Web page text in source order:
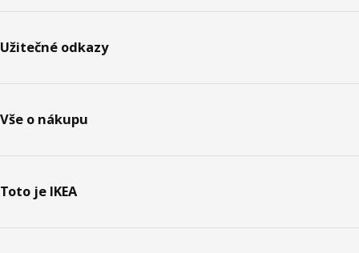
Užitečné odkazy
Vše o nákupu
Toto je IKEA